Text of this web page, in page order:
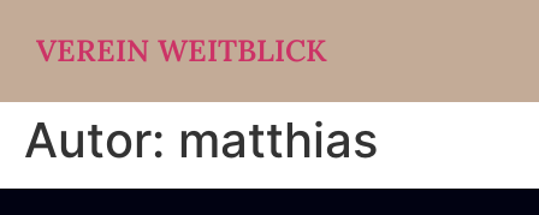
VEREIN WEITBLICK
Autor: matthias